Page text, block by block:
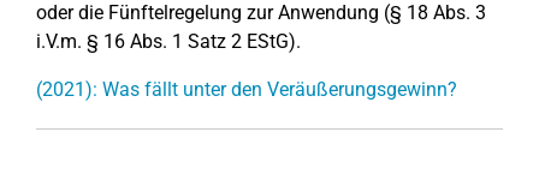
oder die Fünftelregelung zur Anwendung (§ 18 Abs. 3
i.V.m. § 16 Abs. 1 Satz 2 EStG).
(2021): Was fällt unter den Veräußerungsgewinn?